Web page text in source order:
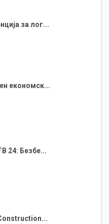
за лог...
економск...
24: Безбе...